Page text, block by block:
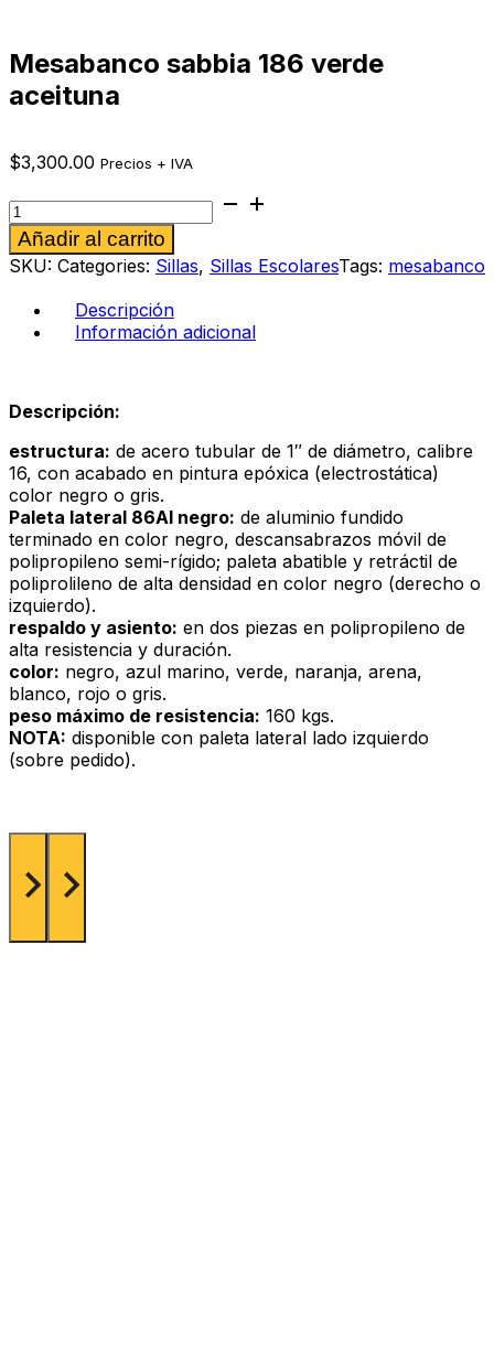
Mesabanco sabbia 186 verde
aceituna
$3,300.00 Precios + IVA
Mesabanco
sabbia
186
verde
aceituna
Añadir al carrito
SKU: Categories: Sillas, Sillas EscolaresTags: mesabanco
Descripción
Información adicional
Descripción:
estructura: de acero tubular de 1″ de diámetro, calibre
16, con acabado en pintura epóxica (electrostática)
color negro o gris.
Paleta lateral 86Al negro: de aluminio fundido
terminado en color negro, descansabrazos móvil de
polipropileno semi-rígido; paleta abatible y retráctil de
poliprolileno de alta densidad en color negro (derecho o
izquierdo).
respaldo y asiento: en dos piezas en polipropileno de
alta resistencia y duración.
color: negro, azul marino, verde, naranja, arena,
blanco, rojo o gris.
peso máximo de resistencia: 160 kgs.
NOTA: disponible con paleta lateral lado izquierdo
(sobre pedido).